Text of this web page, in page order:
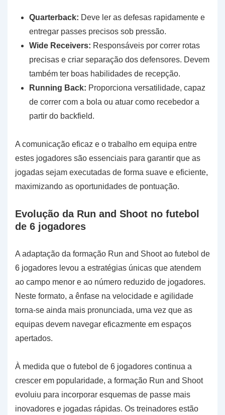
Quarterback: Deve ler as defesas rapidamente e
entregar passes precisos sob pressão.
Wide Receivers: Responsáveis por correr rotas
precisas e criar separação dos defensores. Devem
também ter boas habilidades de recepção.
Running Back: Proporciona versatilidade, capaz
de correr com a bola ou atuar como recebedor a
partir do backfield.
A comunicação eficaz e o trabalho em equipa entre
estes jogadores são essenciais para garantir que as
jogadas sejam executadas de forma suave e eficiente,
maximizando as oportunidades de pontuação.
Evolução da Run and Shoot no futebol
de 6 jogadores
A adaptação da formação Run and Shoot ao futebol de
6 jogadores levou a estratégias únicas que atendem
ao campo menor e ao número reduzido de jogadores.
Neste formato, a ênfase na velocidade e agilidade
torna-se ainda mais pronunciada, uma vez que as
equipas devem navegar eficazmente em espaços
apertados.
À medida que o futebol de 6 jogadores continua a
crescer em popularidade, a formação Run and Shoot
evoluiu para incorporar esquemas de passe mais
inovadores e jogadas rápidas. Os treinadores estão